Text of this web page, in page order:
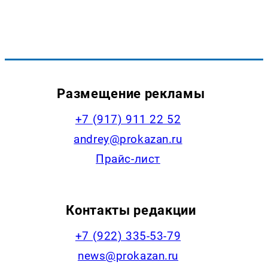
Размещение рекламы
+7 (917) 911 22 52
andrey@prokazan.ru
Прайс-лист
Контакты редакции
+7 (922) 335-53-79
news@prokazan.ru